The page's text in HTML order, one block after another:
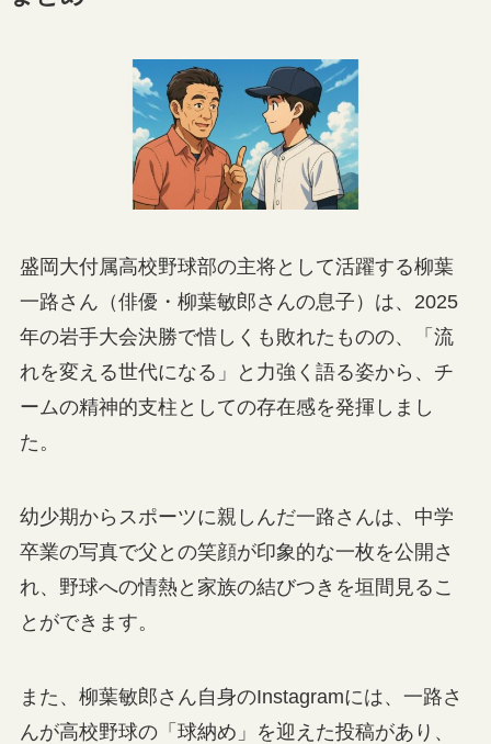
盛岡大付属高校野球部の主将として活躍する柳葉
一路さん（俳優・柳葉敏郎さんの息子）は、2025
年の岩手大会決勝で惜しくも敗れたものの、「流
れを変える世代になる」と力強く語る姿から、チ
ームの精神的支柱としての存在感を発揮しまし
た。
幼少期からスポーツに親しんだ一路さんは、中学
卒業の写真で父との笑顔が印象的な一枚を公開さ
れ、野球への情熱と家族の結びつきを垣間見るこ
とができます。
また、柳葉敏郎さん自身のInstagramには、一路さ
んが高校野球の「球納め」を迎えた投稿があり、